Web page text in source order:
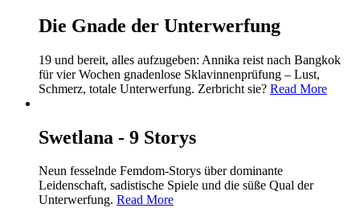
Die Gnade der Unterwerfung
19 und bereit, alles aufzugeben: Annika reist nach Bangkok
für vier Wochen gnadenlose Sklavinnenprüfung – Lust,
Schmerz, totale Unterwerfung. Zerbricht sie? Read More
Swetlana - 9 Storys
Neun fesselnde Femdom-Storys über dominante
Leidenschaft, sadistische Spiele und die süße Qual der
Unterwerfung. Read More